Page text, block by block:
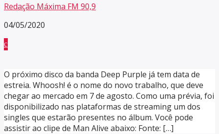
Redação Máxima FM 90,9
04/05/2020
O próximo disco da banda Deep Purple já tem data de
estreia. Whoosh! é o nome do novo trabalho, que deve
chegar ao mercado em 7 de agosto. Como uma prévia, foi
disponibilizado nas plataformas de streaming um dos
singles que estarão presentes no álbum. Você pode
assistir ao clipe de Man Alive abaixo: Fonte: […]